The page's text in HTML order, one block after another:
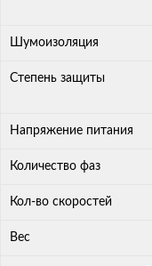
Шумоизоляция
Степень защиты
Напряжение питания
Количество фаз
Кол-во скоростей
Вес